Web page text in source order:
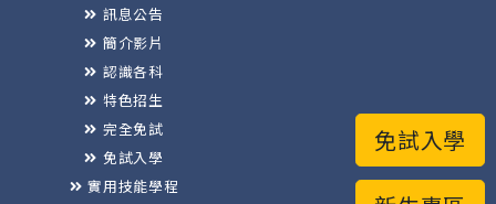
免試入學
訊息公告
簡介影片
認識各科
特色招生
完全免試
免試入學
實用技能學程